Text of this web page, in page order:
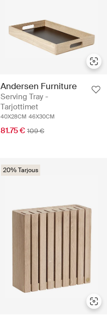
Andersen Furniture
Serving Tray -
Tarjottimet
40X28CM 46X30CM
81.75 € 109 €
20% Tarjous